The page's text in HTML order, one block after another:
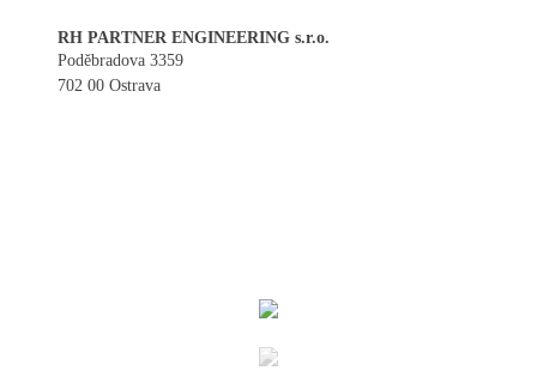
RH PARTNER ENGINEERING s.r.o.
Poděbradova 3359
702 00 Ostrava